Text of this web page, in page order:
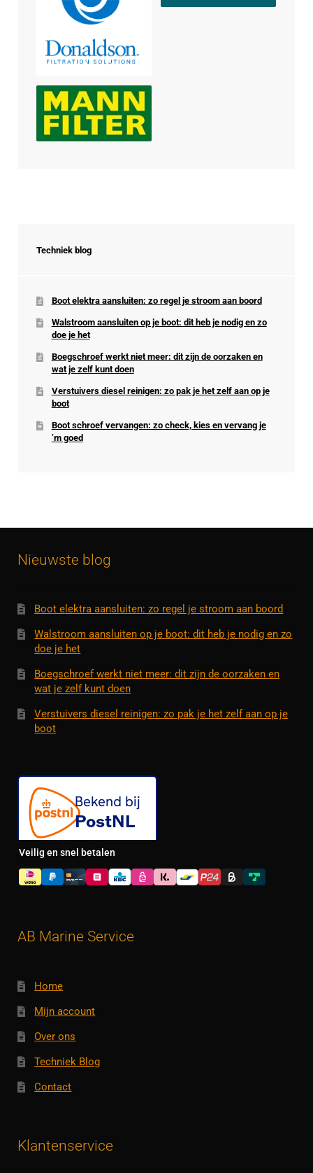
Techniek blog
Boot elektra aansluiten: zo regel je stroom aan boord
Walstroom aansluiten op je boot: dit heb je nodig en zo
doe je het
Boegschroef werkt niet meer: dit zijn de oorzaken en
wat je zelf kunt doen
Verstuivers diesel reinigen: zo pak je het zelf aan op je
boot
Boot schroef vervangen: zo check, kies en vervang je
’m goed
Nieuwste blog
Boot elektra aansluiten: zo regel je stroom aan boord
Walstroom aansluiten op je boot: dit heb je nodig en zo
doe je het
Boegschroef werkt niet meer: dit zijn de oorzaken en
wat je zelf kunt doen
Verstuivers diesel reinigen: zo pak je het zelf aan op je
boot
Veilig en snel betalen
AB Marine Service
Home
Mijn account
Over ons
Techniek Blog
Contact
Klantenservice